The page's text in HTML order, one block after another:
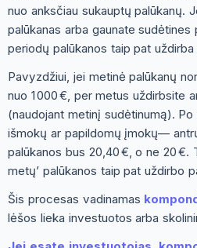
nuo anksčiau sukauptų palūkanų.
palūkanas arba gaunate sudėtines
periodų palūkanos taip pat uždirba
Pavyzdžiui, jei metinė palūkanų
nuo 1 000 €, per metus uždirbsite
(naudojant metinį sudėtinumą).
išmokų ar papildomų įmokų—
palūkanos bus 20,40 €, o ne 20 €.
metų’ palūkanos taip pat uždirbo
Šis procesas vadinamas
lėšos lieka investuotos arba